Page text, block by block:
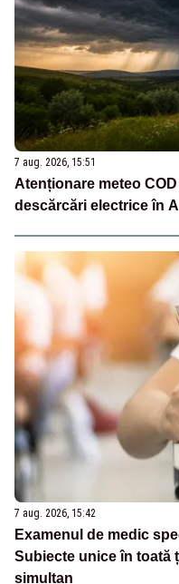
7 aug. 2026, 15:51
Atenționare meteo
descărcări electrice în
7 aug. 2026, 15:42
Examenul de medic
Subiecte unice în toată
simultan